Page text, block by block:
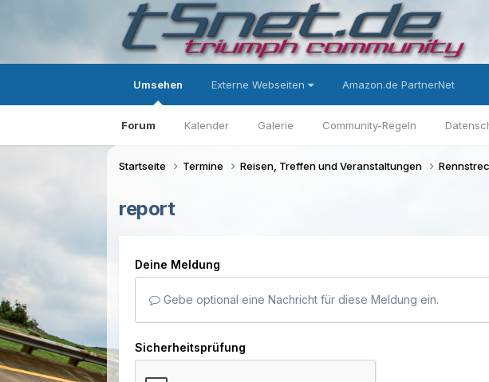
Umsehen
Forum Kalender Galerie Community-Regeln
Externe Webseiten Amazon.de PartnerNet
Startseite Termine Reisen, Treffen und Veranstaltungen
report
Deine Meldung
Gebe optional eine Nachricht für diese Meldung ein.
Sicherheitsprüfung